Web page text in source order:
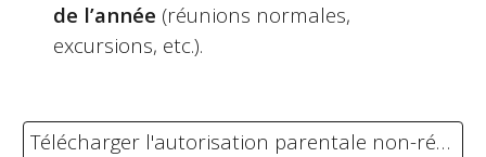
de l’année (réunions normales,
excursions, etc.).
Télécharger l'autorisation parentale non-résidentiel